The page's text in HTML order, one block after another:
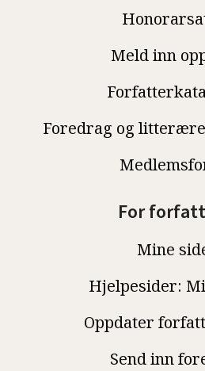
Meld inn
Foredrag og
For
Mine
Hjelpesider:
Oppdater
Send inn